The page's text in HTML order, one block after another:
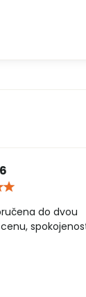
/
5
do dvou